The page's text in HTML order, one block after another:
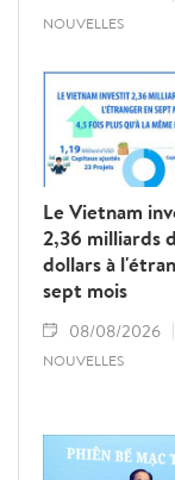
NOUVELLES
Le Vietnam
2,36 milliards
dollars à
sept mois
08/08/2026
NOUVELLES